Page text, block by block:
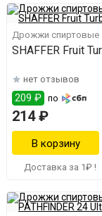
Дрожжи спиртовые
SHAFFER Fruit
нет отзывов
209 ₽ по
214 ₽
Доставка за 1₽ !